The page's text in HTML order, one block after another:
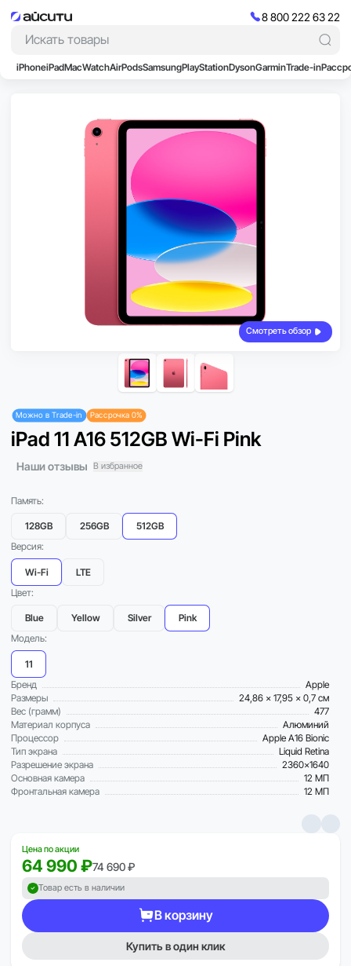
8 800 222 63 22
iPhoneiPadMacWatchAirPodsSamsungPlayStationDysonGarminTrade-in
iPad 11 A16 512GB Wi-Fi Pink
Наши отзывы В избранное
Смотреть обзор
Можно в Trade-in Рассрочка 0%
Память:
128GB 256GB
512GB
Версия:
Wi-Fi
LTE
Цвет:
Blue Yellow Silver
Pink
Модель:
11
Бренд
Apple
Размеры
24,86 x 17,95 x 0,7 см
Вес (грамм)
477
Материал корпуса
Алюминий
Процессор
Apple A16 Bionic
Тип экрана
Liquid Retina
Разрешение экрана
2360×1640
Основная камера
12 МП
Фронтальная камера
12 МП
Цена по акции
64 990 ₽74 690 ₽
Товар есть в наличии
В корзину
Купить в один клик